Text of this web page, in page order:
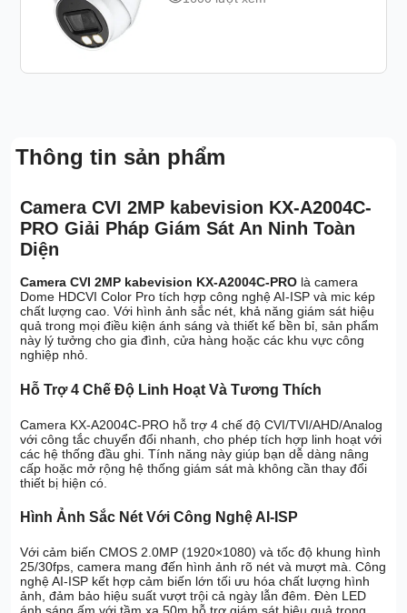
Thông tin sản phẩm
Camera CVI 2MP kabevision KX-A2004C-
PRO Giải Pháp Giám Sát An Ninh Toàn
Diện
Camera CVI 2MP kabevision KX-A2004C-PRO là camera
Dome HDCVI Color Pro tích hợp công nghệ AI-ISP và mic kép
chất lượng cao. Với hình ảnh sắc nét, khả năng giám sát hiệu
quả trong mọi điều kiện ánh sáng và thiết kế bền bỉ, sản phẩm
này lý tưởng cho gia đình, cửa hàng hoặc các khu vực công
nghiệp nhỏ.
Hỗ Trợ 4 Chế Độ Linh Hoạt Và Tương Thích
Camera KX-A2004C-PRO hỗ trợ 4 chế độ CVI/TVI/AHD/Analog
với công tắc chuyển đổi nhanh, cho phép tích hợp linh hoạt với
các hệ thống đầu ghi. Tính năng này giúp bạn dễ dàng nâng
cấp hoặc mở rộng hệ thống giám sát mà không cần thay đổi
thiết bị hiện có.
Hình Ảnh Sắc Nét Với Công Nghệ AI-ISP
Với cảm biến CMOS 2.0MP (1920×1080) và tốc độ khung hình
25/30fps, camera mang đến hình ảnh rõ nét và mượt mà. Công
nghệ AI-ISP kết hợp cảm biến lớn tối ưu hóa chất lượng hình
ảnh, đảm bảo hiệu suất vượt trội cả ngày lẫn đêm. Đèn LED